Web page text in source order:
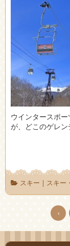
ウインタースポ
が、どこのゲレ
スキー | スキー
‹